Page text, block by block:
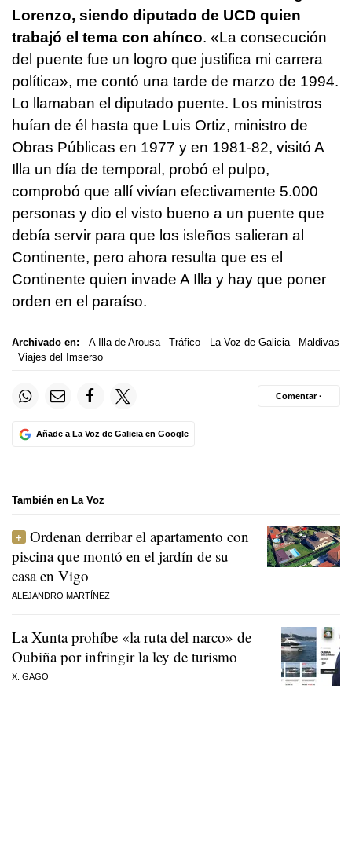
Lorenzo, siendo diputado de UCD quien
trabajó el tema con ahínco. «La consecución
del puente fue un logro que justifica mi carrera
política», me contó una tarde de marzo de 1994.
Lo llamaban el diputado puente. Los ministros
huían de él hasta que Luis Ortiz, ministro de
Obras Públicas en 1977 y en 1981-82, visitó A
Illa un día de temporal, probó el pulpo,
comprobó que allí vivían efectivamente 5.000
personas y dio el visto bueno a un puente que
debía servir para que los isleños salieran al
Continente, pero ahora resulta que es el
Continente quien invade A Illa y hay que poner
orden en el paraíso.
Archivado en: A Illa de Arousa Tráfico La Voz de Galicia
Maldivas
Viajes del Imserso
Añade a La Voz de Galicia en Google
Comentar ·
También en La Voz
Ordenan derribar el apartamento con
piscina que montó en el jardín de su
casa en Vigo
ALEJANDRO MARTÍNEZ
La Xunta prohíbe «la ruta del narco» de
Oubiña por infringir la ley de turismo
X. GAGO